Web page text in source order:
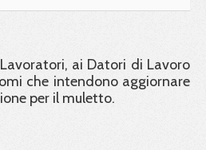
ai Datori di Lavoro
che intendono aggiornare
per il muletto.